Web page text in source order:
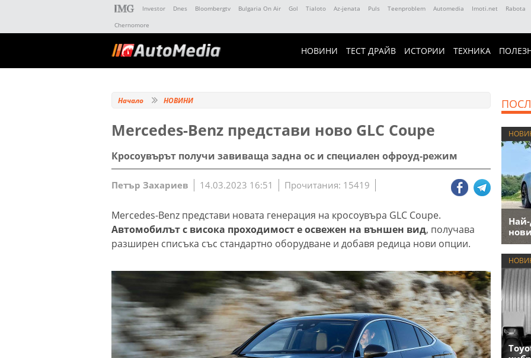
Investor Dnes Bloombergtv Bulgaria On Air Gol Tialoto Az-jenata Puls Teenproblem Automedia Imoti.net Rabota
Chernomore
НОВИНИ ТЕСТ ДРАЙВ ИСТОРИИ ТЕХНИКА
Начало НОВИНИ
Mercedes-Benz представи ново GLC Coupe
Кросоувърът получи завиваща задна ос и специален офроуд-режим
Петър Захариев 14.03.2023 16:51 Прочитания: 15419
Mercedes-Benz представи новата генерация на кросоувъра GLC Coupe.
Автомобилът с висока проходимост е освежен на външен вид, получава
разширен списъка със стандартно оборудване и добавя редица нови опции.
Най-